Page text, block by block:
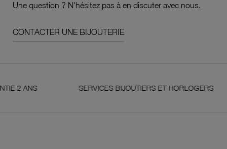
Une question ? N'hésitez pas à en discuter avec nous.
CONTACTER UNE BIJOUTERIE
SERVICES BIJOUTIERS ET HORLOGERS